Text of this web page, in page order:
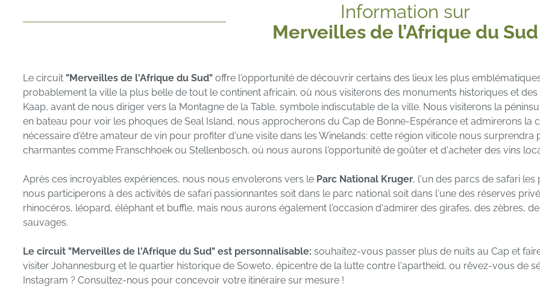
Information sur
Merveilles de l’Afrique du Sud
Le circuit "Merveilles de l'Afrique du Sud" offre l'opportunité de découvrir certains des lieux les plus
probablement la ville la plus belle de tout le continent africain, où nous visiterons des monuments historiques et
Kaap, avant de nous diriger vers la Montagne de la Table, symbole indiscutable de la ville. Nous visiterons la
en bateau pour voir les phoques de Seal Island, nous approcherons du Cap de Bonne-Espérance et admirerons la
nécessaire d'être amateur de vin pour profiter d'une visite dans les Winelands: cette région viticole nous
charmantes comme Franschhoek ou Stellenbosch, où nous aurons l'opportunité de goûter et d'acheter des vins
Après ces incroyables expériences, nous nous envolerons vers le Parc National Kruger, l'un des parcs de safari
nous participerons à des activités de safari passionnantes soit dans le parc national soit dans l'une des réserves
rhinocéros, léopard, éléphant et buffle, mais nous aurons également l'occasion d'admirer des girafes, des zèbres,
sauvages.
Le circuit "Merveilles de l'Afrique du Sud" est personnalisable: souhaitez-vous passer plus de nuits au Cap et
visiter Johannesburg et le quartier historique de Soweto, épicentre de la lutte contre l'apartheid, ou rêvez-vous de
Instagram ? Consultez-nous pour concevoir votre itinéraire sur mesure !